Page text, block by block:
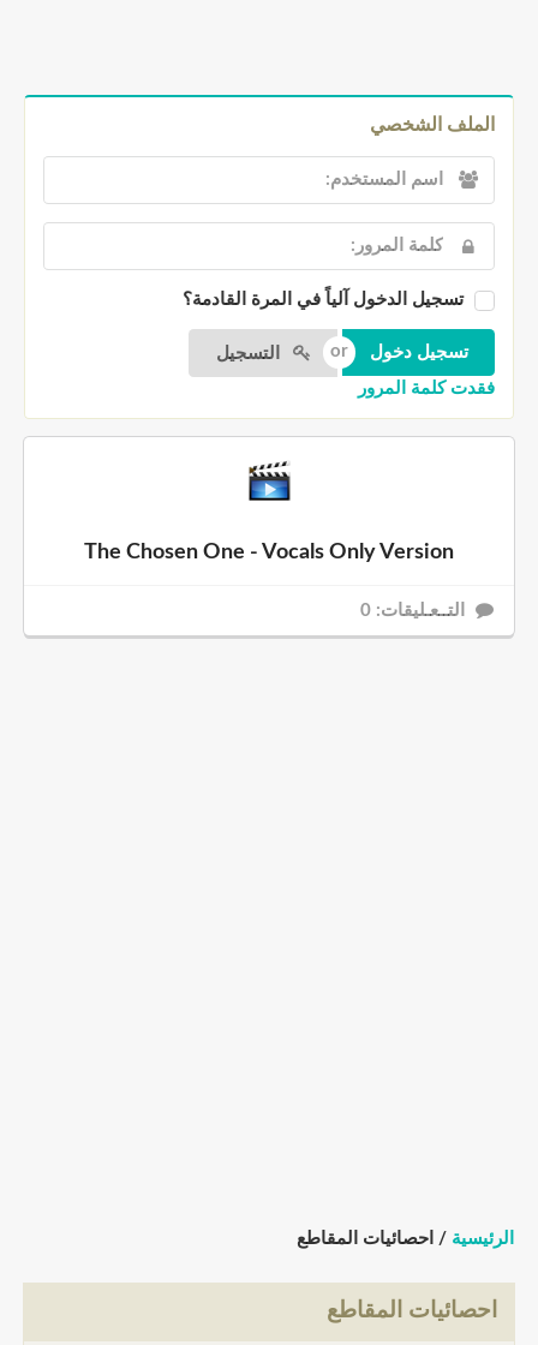
الملف الشخصي
تسجيل الدخول آلياً في المرة القادمة؟
التسجيل
فقدت كلمة المرور
The Chosen One - Vocals Only Version
التــعـليقات: 0
الرئيسية / احصائيات المقاطع
احصائيات المقاطع